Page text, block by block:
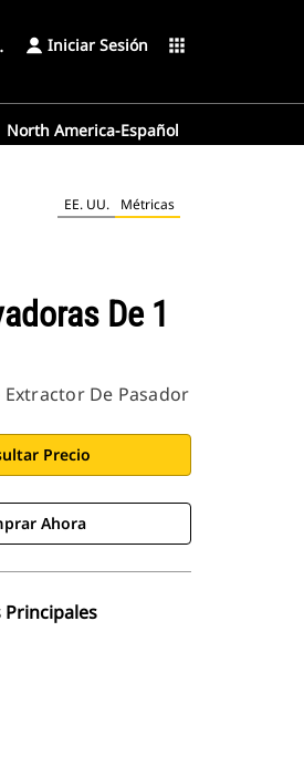
Iniciar Sesión apps
North America-Español
EE. UU. Métricas
De 1
De Pasador
Precio
Ahora
Principales